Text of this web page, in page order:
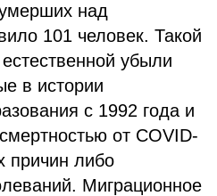
над
101 человек. Такой
убыли
в истории
с 1992 года и
от COVID-
причин либо
Миграционное